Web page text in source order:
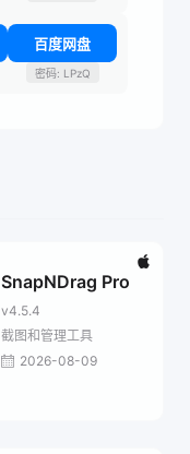
百度网盘
密码: LPzQ
SnapNDrag Pro
v4.5.4
截图和管理工具
2026-08-09